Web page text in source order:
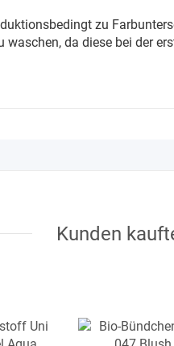
zu
da diese bei der
Kunden